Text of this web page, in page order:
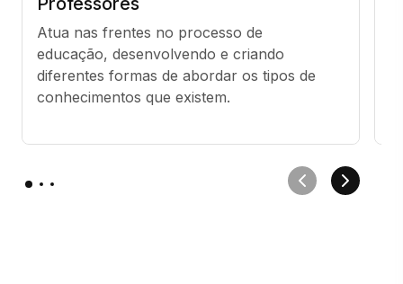
Atua nas frentes no processo de
educação, desenvolvendo e criando
diferentes formas de abordar os tipos de
conhecimentos que existem.